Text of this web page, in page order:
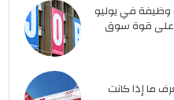
أميركا ترتفع بـ528 ألف وظيفة في يوليو
على قوة سوق
ما إذا كانت